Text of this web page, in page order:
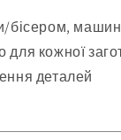
бісером,
для кожної
деталей